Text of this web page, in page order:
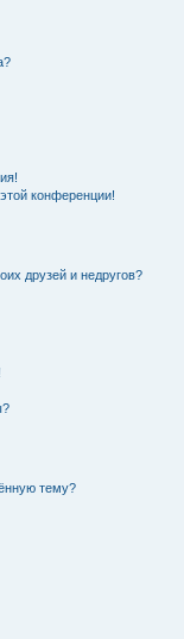
конференции!
друзей и недругов?
тему?